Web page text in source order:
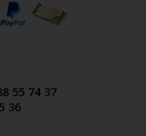
55 74 37
36